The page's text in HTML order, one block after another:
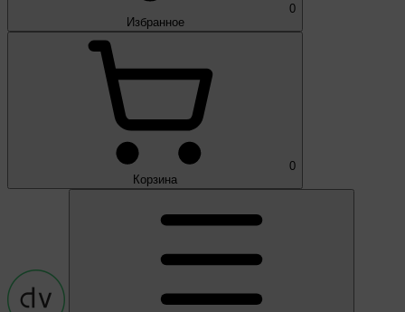
0
Избранное
0
Корзина